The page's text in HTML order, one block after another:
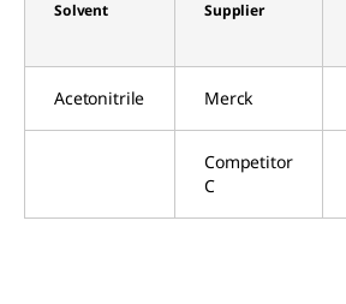
Solvent Supplier
Acetonitrile Merck
Competitor
C